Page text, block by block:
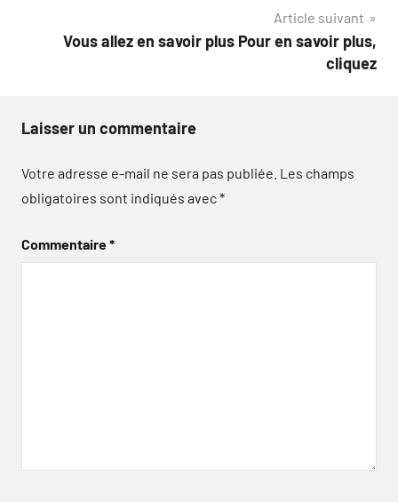
Article suivant
Vous allez en savoir plus Pour en savoir plus,
cliquez
Laisser un commentaire
Votre adresse e-mail ne sera pas publiée. Les champs
obligatoires sont indiqués avec*
Commentaire*